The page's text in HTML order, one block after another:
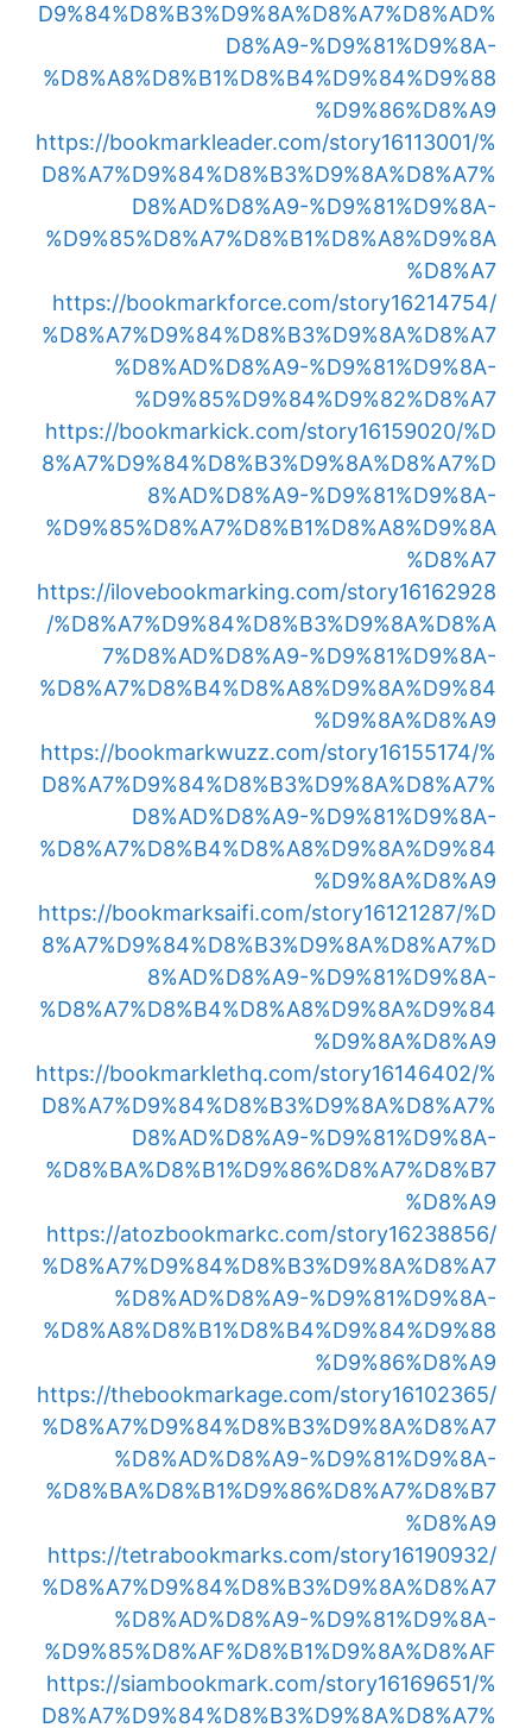
D9%84%D8%B3%D9%8A%D8%A7%D8%AD%
D8%A9-%D9%81%D9%8A-
%D8%A8%D8%B1%D8%B4%D9%84%D9%88
%D9%86%D8%A9
https://bookmarkleader.com/story16113001/%
D8%A7%D9%84%D8%B3%D9%8A%D8%A7%
D8%AD%D8%A9-%D9%81%D9%8A-
%D9%85%D8%A7%D8%B1%D8%A8%D9%8A
%D8%A7
https://bookmarkforce.com/story16214754/
%D8%A7%D9%84%D8%B3%D9%8A%D8%A7
%D8%AD%D8%A9-%D9%81%D9%8A-
%D9%85%D9%84%D9%82%D8%A7
https://bookmarkick.com/story16159020/%D
8%A7%D9%84%D8%B3%D9%8A%D8%A7%D
8%AD%D8%A9-%D9%81%D9%8A-
%D9%85%D8%A7%D8%B1%D8%A8%D9%8A
%D8%A7
https://ilovebookmarking.com/story16162928
/%D8%A7%D9%84%D8%B3%D9%8A%D8%A
7%D8%AD%D8%A9-%D9%81%D9%8A-
%D8%A7%D8%B4%D8%A8%D9%8A%D9%84
%D9%8A%D8%A9
https://bookmarkwuzz.com/story16155174/%
D8%A7%D9%84%D8%B3%D9%8A%D8%A7%
D8%AD%D8%A9-%D9%81%D9%8A-
%D8%A7%D8%B4%D8%A8%D9%8A%D9%84
%D9%8A%D8%A9
https://bookmarksaifi.com/story16121287/%D
8%A7%D9%84%D8%B3%D9%8A%D8%A7%D
8%AD%D8%A9-%D9%81%D9%8A-
%D8%A7%D8%B4%D8%A8%D9%8A%D9%84
%D9%8A%D8%A9
https://bookmarklethq.com/story16146402/%
D8%A7%D9%84%D8%B3%D9%8A%D8%A7%
D8%AD%D8%A9-%D9%81%D9%8A-
%D8%BA%D8%B1%D9%86%D8%A7%D8%B7
%D8%A9
https://atozbookmarkc.com/story16238856/
%D8%A7%D9%84%D8%B3%D9%8A%D8%A7
%D8%AD%D8%A9-%D9%81%D9%8A-
%D8%A8%D8%B1%D8%B4%D9%84%D9%88
%D9%86%D8%A9
https://thebookmarkage.com/story16102365/
%D8%A7%D9%84%D8%B3%D9%8A%D8%A7
%D8%AD%D8%A9-%D9%81%D9%8A-
%D8%BA%D8%B1%D9%86%D8%A7%D8%B7
%D8%A9
https://tetrabookmarks.com/story16190932/
%D8%A7%D9%84%D8%B3%D9%8A%D8%A7
%D8%AD%D8%A9-%D9%81%D9%8A-
%D9%85%D8%AF%D8%B1%D9%8A%D8%AF
https://siambookmark.com/story16169651/%
D8%A7%D9%84%D8%B3%D9%8A%D8%A7%